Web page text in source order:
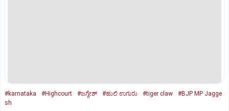
#karnataka #Highcourt #ಜಗ್ಗೇಶ್‌ #ಹುಲಿ ಉಗುರು #tiger claw
#BJP MP Jagge
sh